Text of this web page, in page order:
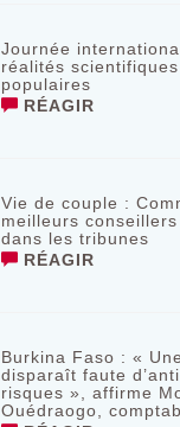
Journée
réalités
populaires
RÉAGIR
Vie de couple :
meilleurs
dans les tribunes
RÉAGIR
Burkina Faso : «
disparaît faute
risques », affirme
Ouédraogo,